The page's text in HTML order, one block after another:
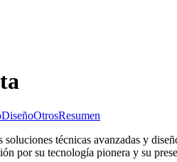
DiseñoOtrosResumen
técnicas avanzadas y
por su tecnología pionera y su